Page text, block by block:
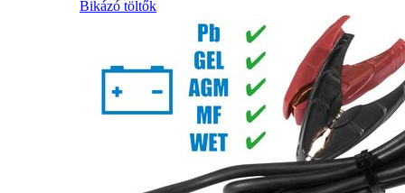
Bikázó töltők